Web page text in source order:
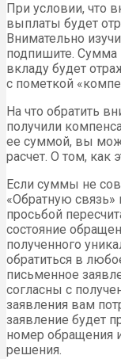
При условии, что
выплаты будет
Внимательно
подпишите.
вкладу будет
с пометкой
На что обратить
получили
ее суммой, вы
расчет. О том, как
Если суммы не
«Обратную связь»
просьбой
состояние
полученного
обратиться в
письменное
согласны с
заявления вам
заявление будет
номер обращения
решения.